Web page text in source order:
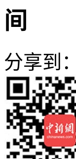
间
分享到：